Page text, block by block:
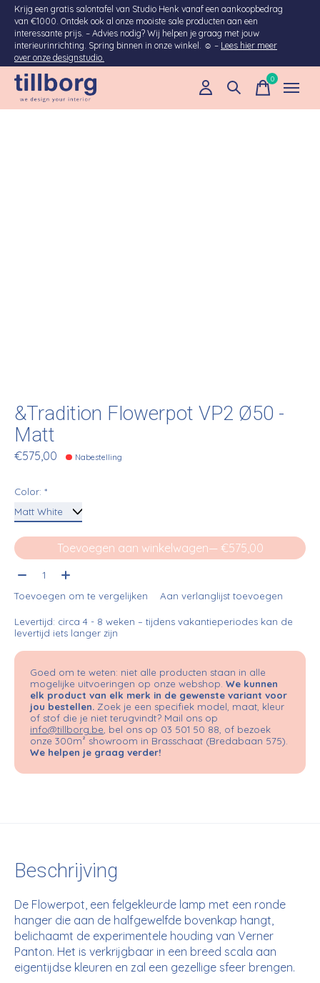
Krijg een gratis salontafel van Studio Henk vanaf een aankoopbedrag
van €1000. Ontdek ook al onze mooiste sale producten aan een
interessante prijs. – Advies nodig? Wij helpen je graag met jouw
interieurinrichting. Spring binnen in onze winkel. ☺ – Lees hier meer
over onze designstudio.
0items
&Tradition Flowerpot VP2 Ø50 -
Matt
€575,00 Nabestelling
Color: *
Toevoegen aan winkelwagen
— €575,00
Aantal:
Toevoegen om te vergelijken Aan verlanglijst toevoegen
Levertijd: circa 4 - 8 weken – tijdens vakantieperiodes kan de
levertijd iets langer zijn
Goed om te weten: niet alle producten staan in alle
mogelijke uitvoeringen op onze webshop. We kunnen
elk product van elk merk in de gewenste variant voor
jou bestellen. Zoek je een specifiek model, maat, kleur
of stof die je niet terugvindt? Mail ons op
info@tillborg.be , bel ons op 03 501 50 88, of bezoek
onze 300m² showroom in Brasschaat (Bredabaan 575).
We helpen je graag verder!
Beschrijving
De Flowerpot, een felgekleurde lamp met een ronde
hanger die aan de halfgewelfde bovenkap hangt,
belichaamt de experimentele houding van Verner
Panton. Het is verkrijgbaar in een breed scala aan
eigentijdse kleuren en zal een gezellige sfeer brengen.